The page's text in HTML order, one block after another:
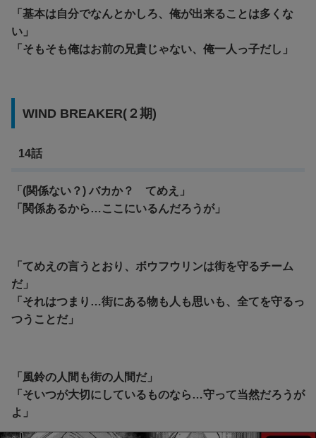
「基本は自分でなんとかしろ、俺が出来ることは多くな
い」
「そもそも俺はお前の兄貴じゃない、俺一人っ子だし」
WIND BREAKER(２期)
14話
「(関係ない？) バカか？ てめえ」
「関係あるから…ここにいるんだろうが」
「てめえの言うとおり、ボウフウリンは街を守るチーム
だ」
「それはつまり…街にある物も人も思いも、全てを守るっ
つうことだ」
「風鈴の人間も街の人間だ」
「そいつが大切にしているものなら…守って当然だろうが
よ」